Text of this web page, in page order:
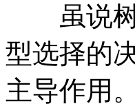
虽说树
型选择的
主导作用